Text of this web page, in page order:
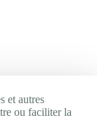
et autres
ou faciliter la